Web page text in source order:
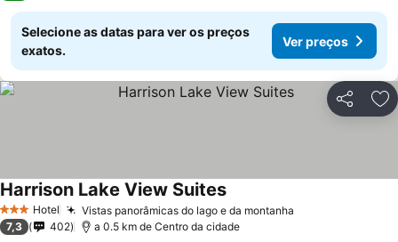
Selecione as datas para ver os preços
exatos.
Ver preços
Partilhar
3 EstrelasHotel Vistas panorâmicas do lago e da montanha
Harrison Lake View Suites
7,3 402 a 0.5 km de Centro da cidade